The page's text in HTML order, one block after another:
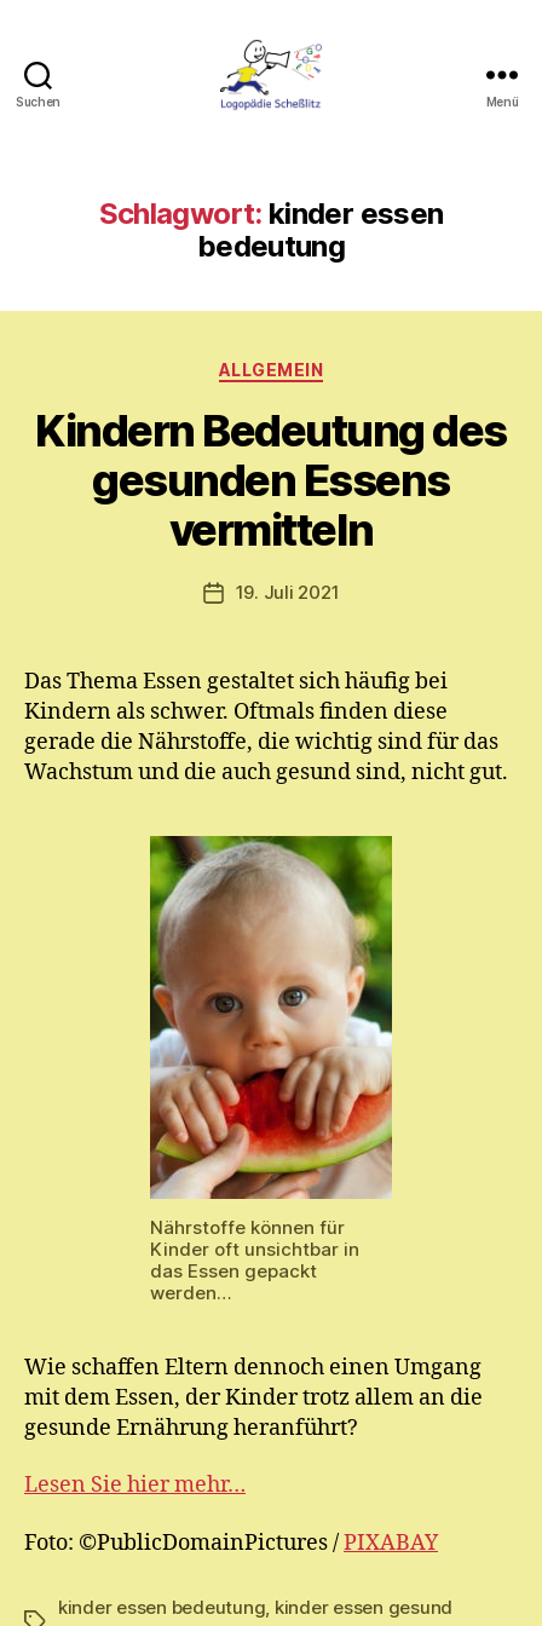
Suchen Menü
Schlagwort: kinder essen
bedeutung
Kategorien
ALLGEMEIN
Kindern Bedeutung des
gesunden Essens
vermitteln
Beitragsautor
V
o
n
M
y
ri
m
ic
h
el
Veröffentlichungsdatum
19. Juli 2021
Das Thema Essen gestaltet sich häufig bei
Kindern als schwer. Oftmals finden diese
gerade die Nährstoffe, die wichtig sind für das
Wachstum und die auch gesund sind, nicht gut.
Nährstoffe können für
Kinder oft unsichtbar in
das Essen gepackt
werden…
Wie schaffen Eltern dennoch einen Umgang
mit dem Essen, der Kinder trotz allem an die
gesunde Ernährung heranführt?
Lesen Sie hier mehr…
Foto: ©PublicDomainPictures /PIXABAY
Schlagwörter
kinder essen bedeutung kinder essen gesund